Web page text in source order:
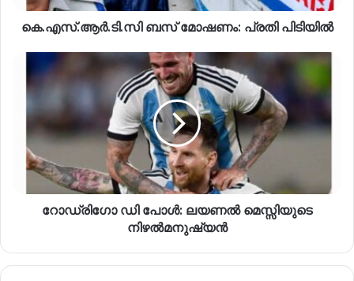
കെ.എസ്.ആർ.ടി.സി ബസ് മോഷണം: പ്രതി പിടിയിൽ
റോഡ്രിഗോ ഡി പോൾ: ലയണൽ മെസ്സിയുടെ
നിഴൽമനുഷ്യൻ